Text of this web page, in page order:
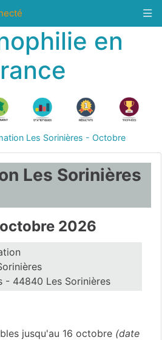
en
Les Sorinières - Octobre
Les Sorinières
2026
- 44840 Les Sorinières
jusqu'au 16 octobre (date